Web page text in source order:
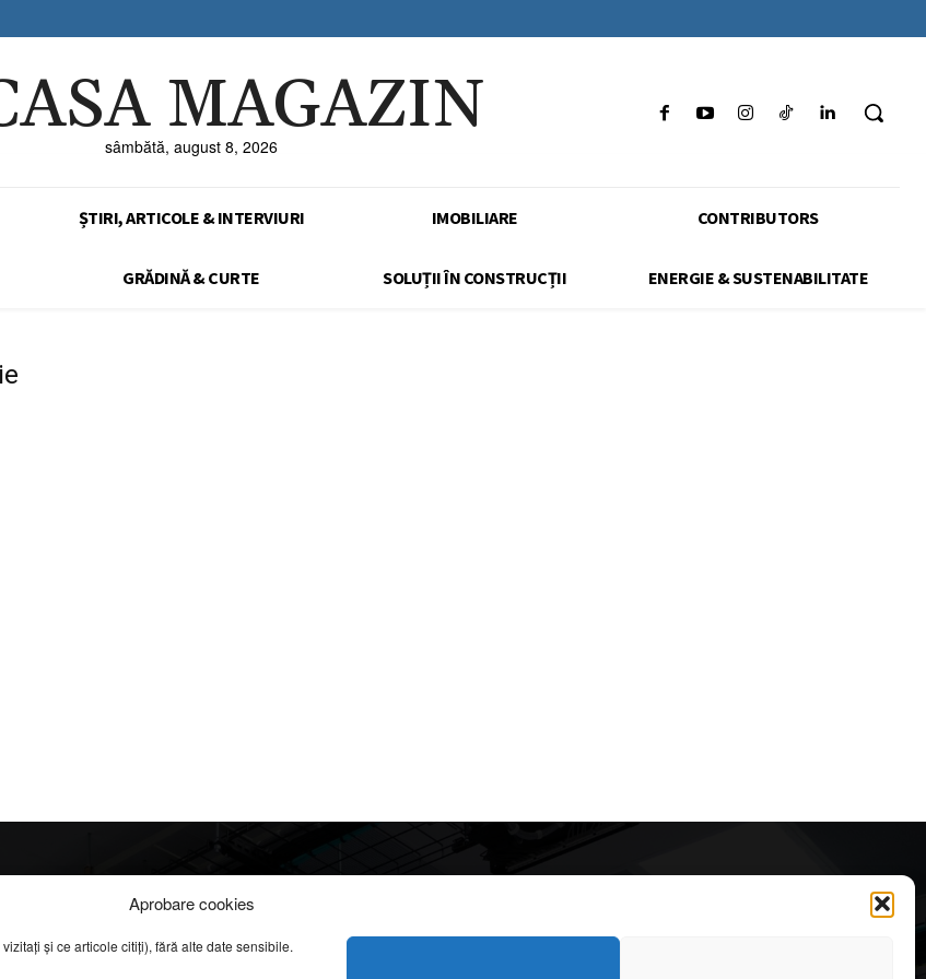
Aprobare cookies
și ce articole citiți), fără alte date sensibile.
MAGAZIN
sâmbătă, august 8, 2026
ȘTIRI, ARTICOLE & INTERVIURI IMOBILIARE CONTRIBUTORS
GRĂDINĂ & CURTE SOLUȚII ÎN CONSTRUCȚII ENERGIE & SUSTENABILITATE
Info
DESPRE NOI
apreciate
Cele mai impresionante cabane